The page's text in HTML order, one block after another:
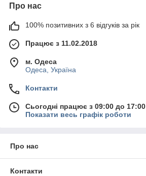
Про нас
100% позитивних з 6 відгуків за рік
Працює з 11.02.2018
м. Одеса
Одеса, Україна
Контакти
Сьогодні працює з 09:00 до 17:00
Показати весь графік роботи
Про нас
Контакти